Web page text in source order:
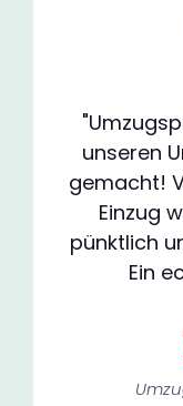
unseren
gemacht!
Einzug
pünktlich
Ein